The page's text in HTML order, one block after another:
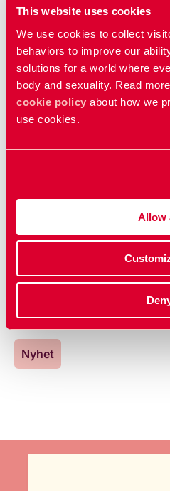
This website uses cookies
We use cookies to collect
behaviors to improve our
solutions for a world where
body and sexuality. Read
cookie policy about how we
use cookies.
Allow
Detta vill RFSU:
På 30-årsdagen av
uppmanar vi till förnyat
brådskande åtgärder
för att främja ICPD-
och mänskliga
Uppdaterad:16 jan 2026
Publicerad: 27 may 2024
Kategorier
Nyhet